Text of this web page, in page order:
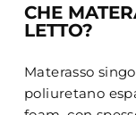
CHE
LETTO?
Materasso
poliuretano